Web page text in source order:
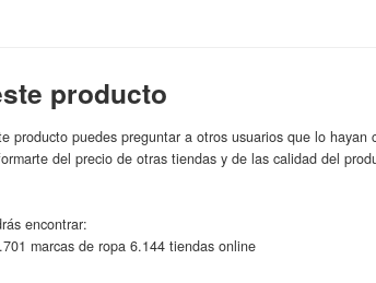
Online Shop
Marca:
39.95€
39.95€
producto
producto puedes preguntar a otros usuarios que lo hayan
del precio de otras tiendas y de las calidad del
encontrar:
marcas de ropa 6.144 tiendas online